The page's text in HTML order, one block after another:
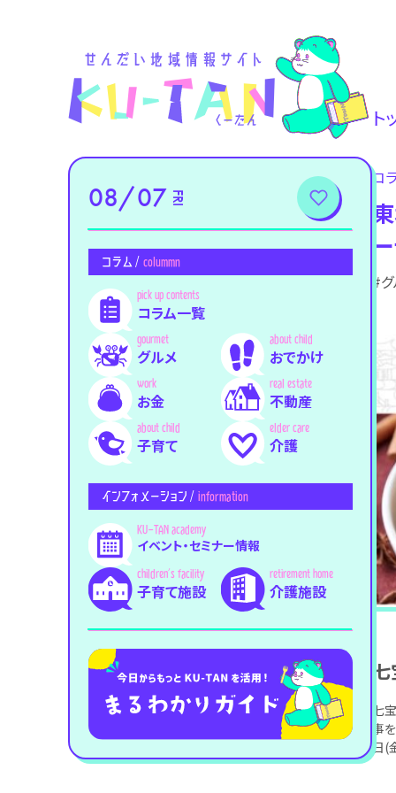
08/07 FRI
コラム / colummn
コラム一覧
グルメ おでかけ
お金 不動産
子育て 介護
インフォメーション / information
イベント・セミナー情報
子育て施設 介護施設
ト
コ
#
七
事
日(